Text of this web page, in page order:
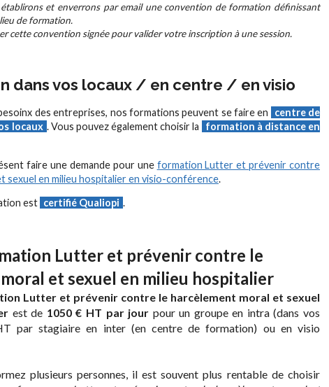
et enverrons par email une convention de formation définissant
de formation.
cette convention signée pour valider votre inscription à une session.
dans vos locaux / en centre / en visio
des entreprises, nos formations peuvent se faire en
centre de
locaux . Vous pouvez également choisir la
formation à distance en
faire une demande pour une formation Lutter et prévenir contre
sexuel en milieu hospitalier en visio-conférence.
est certifié Qualiopi .
Lutter et prévenir contre le
et sexuel en milieu hospitalier
Lutter et prévenir contre le harcèlement moral et sexuel
est de 1050 € HT par jour pour un groupe en intra (dans vos
par stagiaire en inter (en centre de formation) ou en visio
plusieurs personnes, il est souvent plus rentable de choisir